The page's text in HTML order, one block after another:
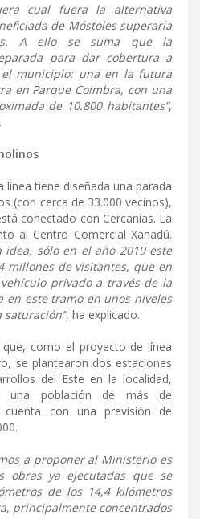
cual fuera la alternativa
de Móstoles superaría
A ello se suma que la
para dar cobertura a
el municipio: una en la futura
en Parque Coimbra, con una
de 10.800 habitantes”,
línea tiene diseñada una parada
(con cerca de 33.000 vecinos),
conectado con Cercanías. La
al Centro Comercial Xanadú.
idea, sólo en el año 2019 este
millones de visitantes, que en
privado a través de la
en este tramo en unos niveles
saturación”, ha explicado.
como el proyecto de línea
se plantearon dos estaciones
del Este en la localidad,
una población de más de
cuenta con una previsión de
a proponer al Ministerio es
obras ya ejecutadas que se
de los 14,4 kilómetros
principalmente concentrados